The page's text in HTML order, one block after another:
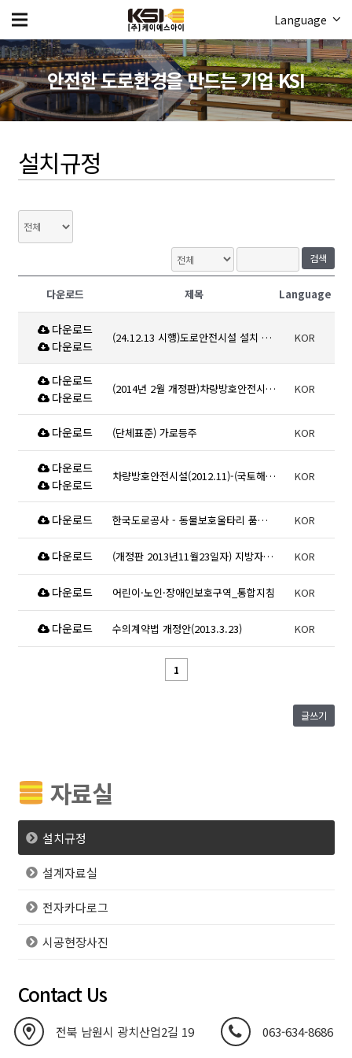
Language
안전한 도로환경을 만드는 기업 KSI
설치규정
검색
다운로드 제목 Language
다운로드
다운로드
(24.12.13 시행)도로안전시설 설치 및 관리지침 KOR
다운로드
다운로드
(2014년 2월 개정판)차량방호안전시설(국토교통부) KOR
다운로드 (단체표준) 가로등주 KOR
다운로드
다운로드
차량방호안전시설(2012.11)-(국토해양부) KOR
다운로드 한국도로공사 - 동물보호울타리 품질 기준 KOR
다운로드 (개정판 2013년11월23일자) 지방자치단체를 당사자로 하는 계약에 관한 법률 시행령 KOR
다운로드 어린이·노인·장애인보호구역_통합지침 KOR
다운로드 수의계약법 개정안(2013.3.23) KOR
1
글쓰기
자료실
설치규정
설계자료실
전자카다로그
시공현장사진
Contact Us
전북 남원시 광치산업2길 19 063-634-8686